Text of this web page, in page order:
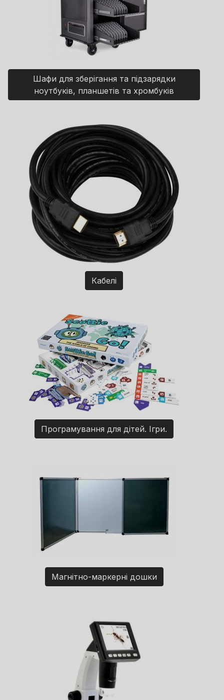
Шафи для зберігання та підзарядки
ноутбуків, планшетів та хромбуків
Кабелі
Програмування для дітей. Ігри.
Магнітно-маркерні дошки